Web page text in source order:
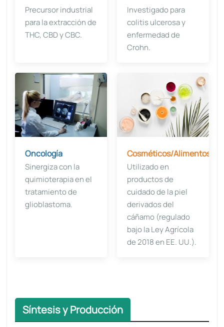
Precursor industrial
para la extracción de
THC, CBD y CBC.
Investigado para
colitis ulcerosa y
enfermedad de
Crohn.
Oncología
Sinergiza con la
quimioterapia en el
tratamiento de
glioblastoma.
Cosméticos/Alimentos
Utilizado en
productos de
cuidado de la piel
derivados del
cáñamo (regulado
bajo la Ley Agrícola
de 2018 en EE. UU.).
Síntesis y Producción